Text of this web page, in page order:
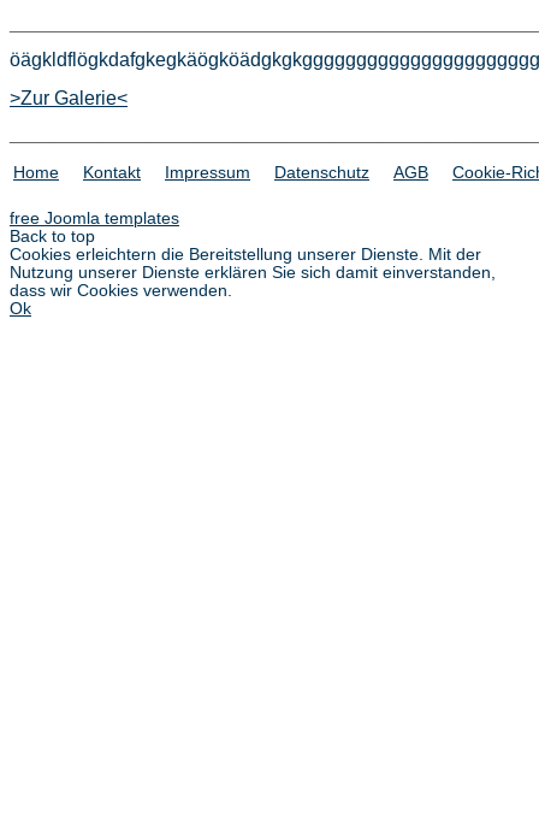
>Zur Galerie<
Home Kontakt Impressum Datenschutz AGB Cookie-
free Joomla templates
Back to top
Cookies erleichtern die Bereitstellung unserer Dienste. Mit der
Nutzung unserer Dienste erklären Sie sich damit einverstanden,
dass wir Cookies verwenden.
Ok